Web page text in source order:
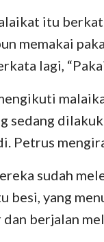
Nahum
Zefanya
itu
memakai
lagi,
sedang
Petrus
sudah
besi, yang
dan berjalan